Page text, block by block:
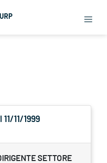
11/1999
SETTORE